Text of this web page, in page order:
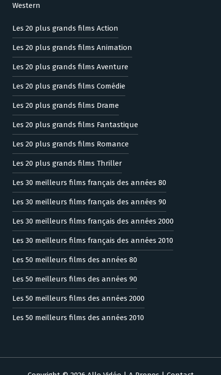
Western
Les 20 plus grands films Action
Les 20 plus grands films Animation
Les 20 plus grands films Aventure
Les 20 plus grands films Comédie
Les 20 plus grands films Drame
Les 20 plus grands films Fantastique
Les 20 plus grands films Romance
Les 20 plus grands films Thriller
Les 30 meilleurs films français des années 80
Les 30 meilleurs films français des années 90
Les 30 meilleurs films français des années 2000
Les 30 meilleurs films français des années 2010
Les 50 meilleurs films des années 80
Les 50 meilleurs films des années 90
Les 50 meilleurs films des années 2000
Les 50 meilleurs films des années 2010